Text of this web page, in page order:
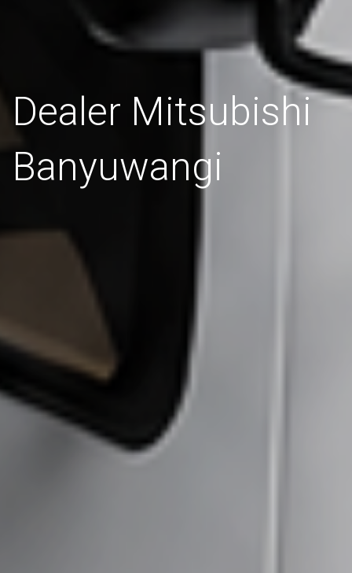
Dealer Mitsubishi
Banyuwangi